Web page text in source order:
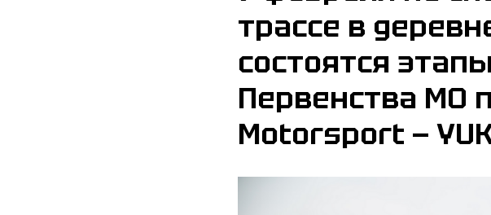
трассе в
состоятся
Первенства МО
Motorsport —